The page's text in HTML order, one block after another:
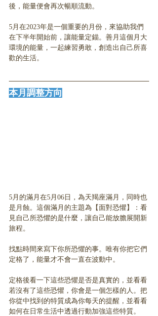
後，能量便會再次暢順流動。
5月在2023年是一個重要的月份，來協助我們
在下半年開始前，讓能量定錨。善月這個月大
環境的能量，一起練習勇敢，創造出自己所喜
歡的生活。
本月調整方向
5月的滿月在5月06日，為天羯座滿月，同時也
是月蝕。這個滿月的主題為【面對恐懼】：看
見自己所恐懼的是什麼，讓自己能放膽展開新
旅程。
找點時間來寫下你所恐懼的事。唯有你把它們
定格了，能量才不會一直在波動中。
定格後看一下這些恐懼是否是真實的，並看看
若沒有了這些恐懼，你會是一個怎樣的人。把
你從中找到的特質成為你每天的提醒，並看看
如何在日常生活中透過行動加強這些特質。